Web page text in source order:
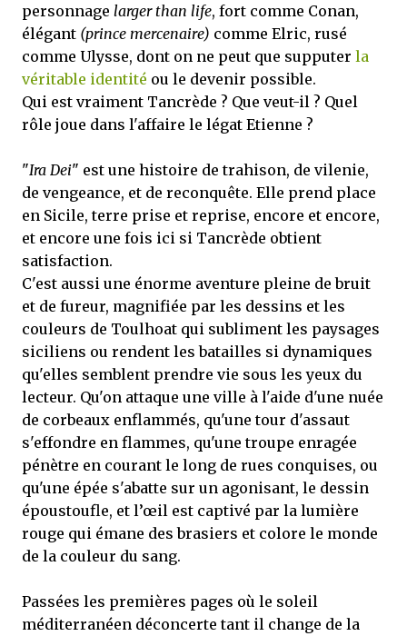
personnage larger than life, fort comme Conan,
élégant (prince mercenaire) comme Elric, rusé
comme Ulysse, dont on ne peut que supputer la
véritable identité ou le devenir possible.
Qui est vraiment Tancrède ? Que veut-il ? Quel
rôle joue dans l'affaire le légat Etienne ?
"Ira Dei" est une histoire de trahison, de vilenie,
de vengeance, et de reconquête. Elle prend place
en Sicile, terre prise et reprise, encore et encore,
et encore une fois ici si Tancrède obtient
satisfaction.
C'est aussi une énorme aventure pleine de bruit
et de fureur, magnifiée par les dessins et les
couleurs de Toulhoat qui subliment les paysages
siciliens ou rendent les batailles si dynamiques
qu'elles semblent prendre vie sous les yeux du
lecteur. Qu'on attaque une ville à l'aide d'une nuée
de corbeaux enflammés, qu'une tour d'assaut
s'effondre en flammes, qu'une troupe enragée
pénètre en courant le long de rues conquises, ou
qu'une épée s'abatte sur un agonisant, le dessin
époustoufle, et l’œil est captivé par la lumière
rouge qui émane des brasiers et colore le monde
de la couleur du sang.
Passées les premières pages où le soleil
méditerranéen déconcerte tant il change de la